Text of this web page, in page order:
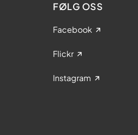
FØLG OSS
Facebook
Flickr
Instagram